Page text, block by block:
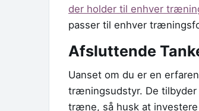
der holder til enhver
passer til enhver
Afsluttende
Uanset om du er en
træningsudstyr. De
træne, så husk at